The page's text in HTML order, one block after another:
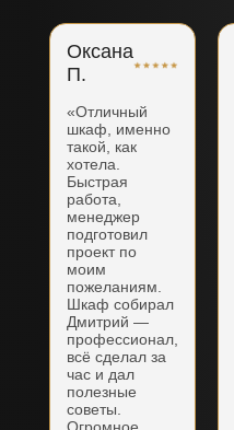
Оксана
П.
«Отличный
шкаф, именно
такой, как
хотела.
Быстрая
работа,
менеджер
подготовил
проект по
моим
пожеланиям.
Шкаф собирал
Дмитрий —
профессионал,
всё сделал за
час и дал
полезные
советы.